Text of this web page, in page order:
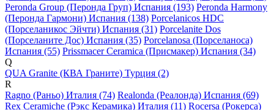
Peronda Group (Перонда Груп) Испания (193) Peronda Harmony
(Перонда Гармони) Испания (138) Porcelanicos HDC
(Порселаникос Эйчти) Испания (31) Porcelanite Dos
(Порселаните Дос) Испания (35) Porcelanosa (Порселаноса)
Испания (55) Prissmacer Ceramica (Присмакер) Испания (34)
Q
QUA Granite (КВА Граните) Турция (2)
R
Ragno (Раньо) Италия (74) Realonda (Реалонда) Испания (69)
Rex Ceramiche (Рэкс Керамика) Италия (11) Rocersa (Рокерса)